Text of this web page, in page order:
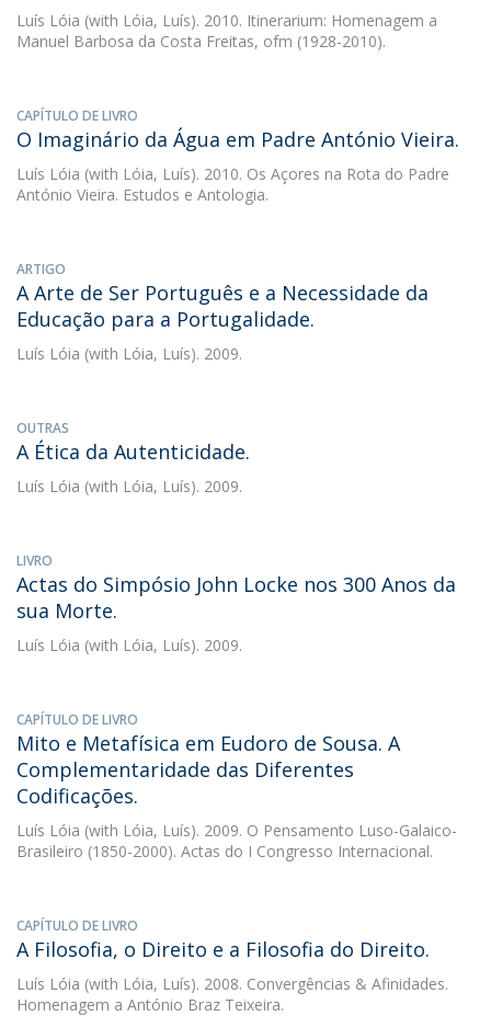
Luís Lóia (with Lóia, Luís). 2010. Itinerarium: Homenagem a
Manuel Barbosa da Costa Freitas, ofm (1928-2010).
CAPÍTULO DE LIVRO
O Imaginário da Água em Padre António Vieira.
Luís Lóia (with Lóia, Luís). 2010. Os Açores na Rota do Padre
António Vieira. Estudos e Antologia.
ARTIGO
A Arte de Ser Português e a Necessidade da
Educação para a Portugalidade.
Luís Lóia (with Lóia, Luís). 2009.
OUTRAS
A Ética da Autenticidade.
Luís Lóia (with Lóia, Luís). 2009.
LIVRO
Actas do Simpósio John Locke nos 300 Anos da
sua Morte.
Luís Lóia (with Lóia, Luís). 2009.
CAPÍTULO DE LIVRO
Mito e Metafísica em Eudoro de Sousa. A
Complementaridade das Diferentes
Codificações.
Luís Lóia (with Lóia, Luís). 2009. O Pensamento Luso-Galaico-
Brasileiro (1850-2000). Actas do I Congresso Internacional.
CAPÍTULO DE LIVRO
A Filosofia, o Direito e a Filosofia do Direito.
Luís Lóia (with Lóia, Luís). 2008. Convergências & Afinidades.
Homenagem a António Braz Teixeira.